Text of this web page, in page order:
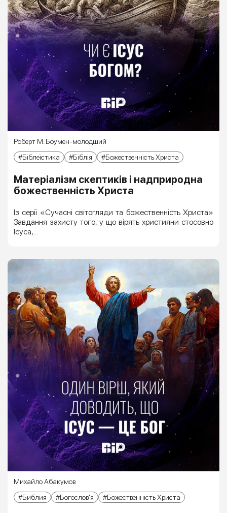
Роберт М. Боумен-молодший
Біблеїстика
Біблія Божественність Христа
Матеріалізм скептиків і надприродна
божественність Христа
Із серії «Сучасні світогляди та божественність Христа»
Завдання захисту того, у що вірять християни стосовно
Ісуса,...
Михайло Абакумов
Библия
Богослов'я Божественність Христа